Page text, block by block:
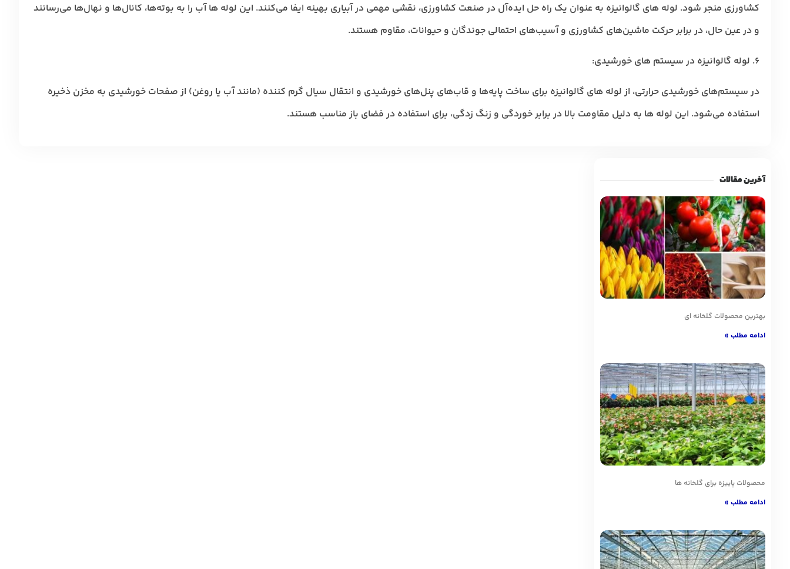
کشاورزی منجر شود. لوله های گالوانیزه به عنوان یک راه حل ایده‌آل در صنعت کشاورزی، نقشی مهمی در آبیاری بهینه ایفا می‌کنند. این لوله ها آب را به بوته‌ها، کانال‌ها و نهال‌ها می‌رسانند
و در عین حال، در برابر حرکت ماشین‌های کشاورزی و آسیب‌های احتمالی جوندگان و حیوانات، مقاوم هستند.
۶. لوله گالوانیزه در سیستم های خورشیدی :
در سیستم‌های خورشیدی حرارتی، از لوله های گالوانیزه برای ساخت پایه‌ها و قاب‌های پنل‌های خورشیدی و انتقال سیال گرم کننده (مانند آب یا روغن) از صفحات خورشیدی به مخزن ذخیره
استفاده می‌شود. این لوله ها به دلیل مقاومت بالا در برابر خوردگی و زنگ زدگی، برای استفاده در فضای باز مناسب هستند.
آخرین مقالات
بهترین محصولات گلخانه ای
ادامه مطلب »
محصولات پاییزه برای گلخانه ها
ادامه مطلب »